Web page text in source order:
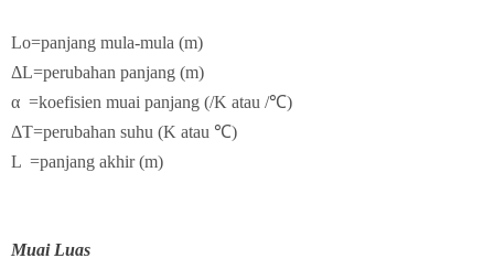
Lo=panjang mula-mula (m)
ΔL=perubahan panjang (m)
α =koefisien muai panjang (/K atau /℃)
ΔT=perubahan suhu (K atau ℃)
L =panjang akhir (m)
Muai Luas